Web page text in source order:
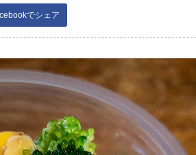
でシェア